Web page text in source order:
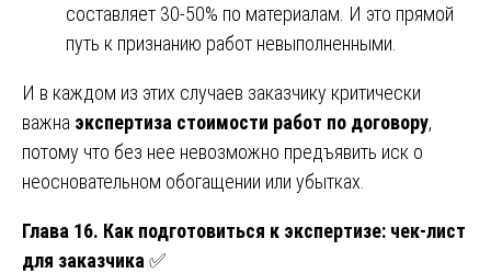
составляет 30-50% по материалам. И это прямой
путь к признанию работ невыполненными.
И в каждом из этих случаев заказчику критически
важна экспертиза стоимости работ по договору,
потому что без нее невозможно предъявить иск о
неосновательном обогащении или убытках.
Глава 16. Как подготовиться к экспертизе: чек-лист
для заказчика ✅